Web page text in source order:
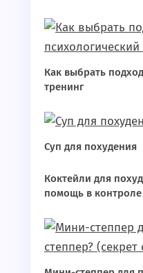
Как выбрать
тренинг
Суп для похудения
Коктейли для
помощь в контроле